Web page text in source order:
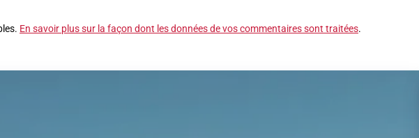
En savoir plus sur la façon dont les données de vos commentaires sont traitées.